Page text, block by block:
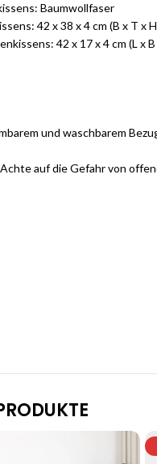
Baumwollfaser
42 x 38 x 4 cm (B x T x
42 x 17 x 4 cm (L x B
und waschbarem
auf die Gefahr von